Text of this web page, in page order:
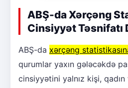
ABŞ-da Xərçəng
Cinsiyyət Təsnifatı
ABŞ-da xərçəng
qurumlar yaxın gələcəkdə
cinsiyyətini yalnız kişi,